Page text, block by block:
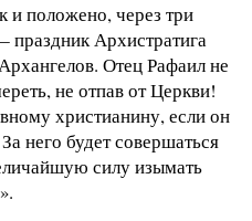
и положено, через три
Архистратига
Отец Рафаил не
не отпав от Церкви!
христианину, если он
него будет совершаться
силу изымать